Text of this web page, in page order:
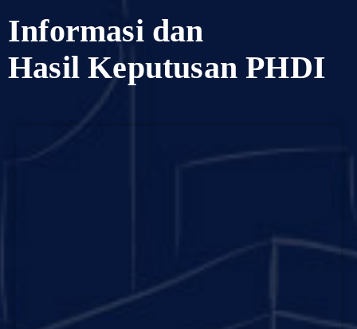
Informasi dan
Hasil Keputusan PHDI